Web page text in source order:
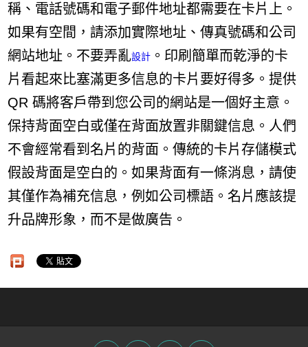
稱、電話號碼和電子郵件地址都需要在卡片上。
如果有空間，請添加實際地址、傳真號碼和公司
網站地址。不要弄亂設計 。印刷簡單而乾淨的卡
片看起來比塞滿更多信息的卡片要好得多。提供
QR 碼將客戶帶到您公司的網站是一個好主意。
保持背面空白或僅在背面放置非關鍵信息。人們
不會經常看到名片的背面。傳統的卡片存儲模式
假設背面是空白的。如果背面有一條消息，請使
其僅作為補充信息，例如公司標語。名片應該提
升品牌形象，而不是做廣告。